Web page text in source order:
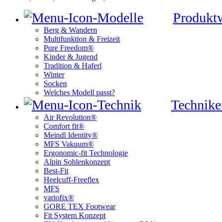
Berg & Wandern
Multifunktion & Freizeit
Pure Freedom®
Kinder & Jugend
Tradition & Haferl
Winter
Socken
Welches Modell passt?
Air Revolution®
Comfort fit®
Meindl Identity®
MFS Vakuum®
Ergonomic-fit Technologie
Alpin Sohlenkonzept
Best-Fit
Heelcuff-Freeflex
MFS
variofix®
GORE TEX Footwear
Fit System Konzept